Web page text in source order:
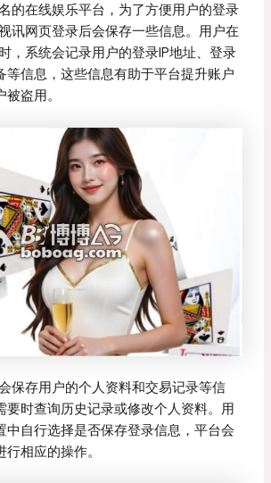
的在线娱乐平台，为了方便用户的登录
讯网页登录后会保存一些信息。用户在
，系统会记录用户的登录IP地址、登录
等信息，这些信息有助于平台提升账户
盗用。
保存用户的个人资料和交易记录等信
要时查询历史记录或修改个人资料。用
中自行选择是否保存登录信息，平台会
相应的操作。